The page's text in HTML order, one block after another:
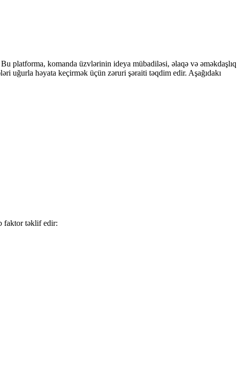
platforma, komanda üzvlərinin ideya mübadiləsi, əlaqə və əməkdaşlıq
uğurla həyata keçirmək üçün zəruri şəraiti təqdim edir. Aşağıdakı
faktor təklif edir: